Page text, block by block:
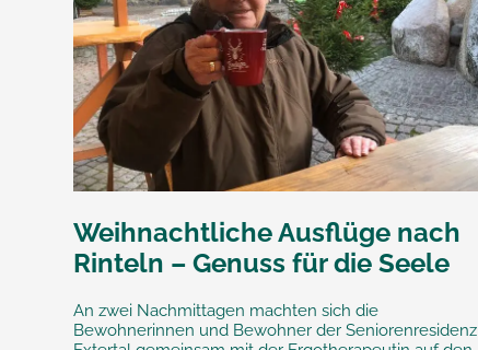
Weihnachtliche Ausflüge nach
Rinteln – Genuss für die Seele
An zwei Nachmittagen machten sich die
Bewohnerinnen und Bewohner der Seniorenresidenz